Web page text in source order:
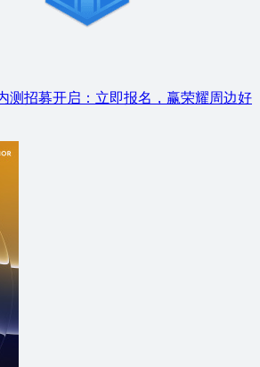
测招募开启：立即报名，赢荣耀周边好